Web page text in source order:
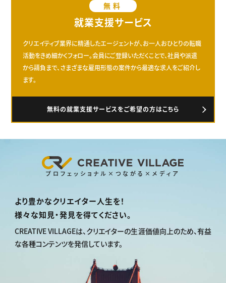
無料
就業支援サービス
クリエイティブ業界に精通したエージェントが、お一人おひとりの転職
活動をきめ細かくフォロー。会員にご登録いただくことで、社員や派遣
から請負まで、さまざまな雇用形態の案件から最適な求人をご紹介し
ます。
無料の就業支援サービスをご希望の方はこちら
プロフェッショナル×つながる×メディア
より豊かなクリエイター人生を！
様々な知見・発見を得てください。
CREATIVE VILLAGEは、クリエイターの生涯価値向上のため、有益
な各種コンテンツを発信しています。